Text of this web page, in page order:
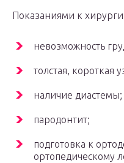
Показаниями к
невозможность
толстая, короткая
наличие диастемы;
пародонтит;
подготовка к
ортопедическому